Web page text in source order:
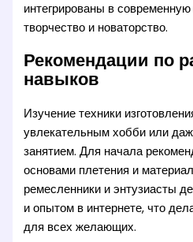
интегрированы в
творчество и новаторство.
Рекомендации по
навыков
Изучение техники
увлекательным хобби или
занятием. Для начала
основами плетения и
ремесленники и энтузиасты
и опытом в интернете, что
для всех желающих.